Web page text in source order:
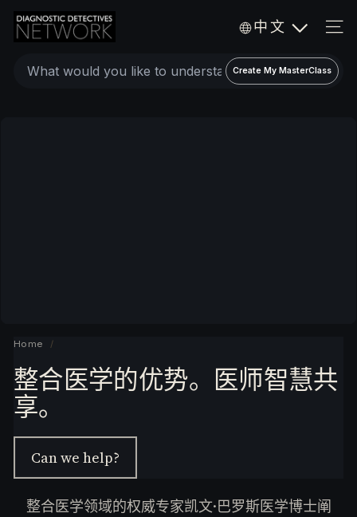
Skip
D
i
v
e
s.
C
o
m
中文
Create
Create My MasterClass
Home /
整合医学的优势。医师智慧共
享。
Can we help?
整合医学领域的权威专家凯文·巴罗斯医学博士阐